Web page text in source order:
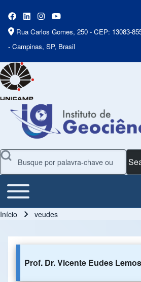
Rua Carlos Gomes, 250 - CEP: 13083-
- Campinas, SP, Brasil
Search
Main Menu
Toggle main menu
Início veudes
Prof. Dr. Vicente Eudes